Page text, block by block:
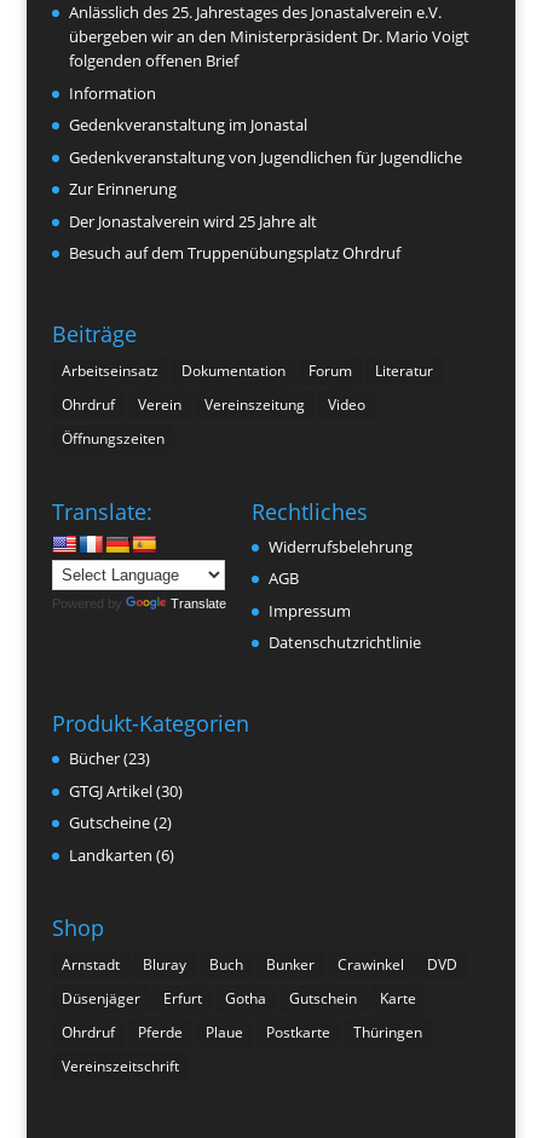
Anlässlich des 25. Jahrestages des Jonastalverein e.V.
übergeben wir an den Ministerpräsident Dr. Mario Voigt
folgenden offenen Brief
Information
Gedenkveranstaltung im Jonastal
Gedenkveranstaltung von Jugendlichen für Jugendliche
Zur Erinnerung
Der Jonastalverein wird 25 Jahre alt
Besuch auf dem Truppenübungsplatz Ohrdruf
Beiträge
Arbeitseinsatz Dokumentation Forum
Literatur
Ohrdruf
Verein Vereinszeitung
Video
Öffnungszeiten
Translate:
Powered by Translate
Rechtliches
Widerrufsbelehrung
AGB
Impressum
Datenschutzrichtlinie
Produkt-Kategorien
Bücher(23)
GTGJ Artikel(30)
Gutscheine(2)
Landkarten (6)
Shop
Arnstadt Bluray Buch Bunker Crawinkel
DVD
Düsenjäger
Erfurt Gotha Gutschein
Karte
Ohrdruf
Pferde Plaue Postkarte
Thüringen
Vereinszeitschrift